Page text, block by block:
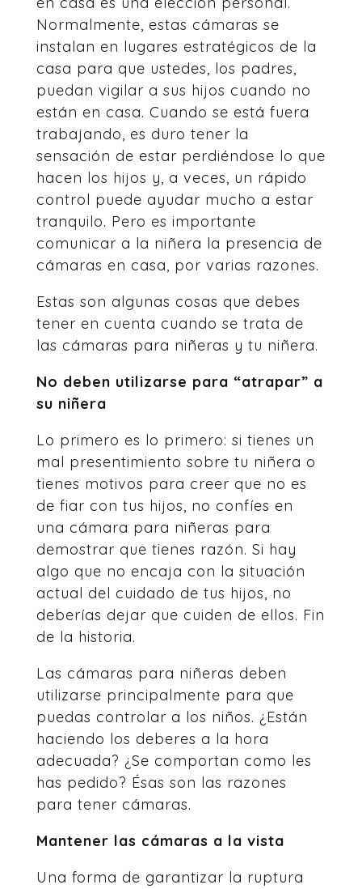
Normalmente, estas cámaras se
instalan en lugares estratégicos de la
casa para que ustedes, los padres,
puedan vigilar a sus hijos cuando no
están en casa. Cuando se está fuera
trabajando, es duro tener la
sensación de estar perdiéndose lo que
hacen los hijos y, a veces, un rápido
control puede ayudar mucho a estar
tranquilo. Pero es importante
comunicar a la niñera la presencia de
cámaras en casa, por varias razones.
Estas son algunas cosas que debes
tener en cuenta cuando se trata de
las cámaras para niñeras y tu niñera.
No deben utilizarse para “atrapar” a
su niñera
Lo primero es lo primero: si tienes un
mal presentimiento sobre tu niñera o
tienes motivos para creer que no es
de fiar con tus hijos, no confíes en
una cámara para niñeras para
demostrar que tienes razón. Si hay
algo que no encaja con la situación
actual del cuidado de tus hijos, no
deberías dejar que cuiden de ellos. Fin
de la historia.
Las cámaras para niñeras deben
utilizarse principalmente para que
puedas controlar a los niños. ¿Están
haciendo los deberes a la hora
adecuada? ¿Se comportan como les
has pedido? Ésas son las razones
para tener cámaras.
Mantener las cámaras a la vista
Una forma de garantizar la ruptura